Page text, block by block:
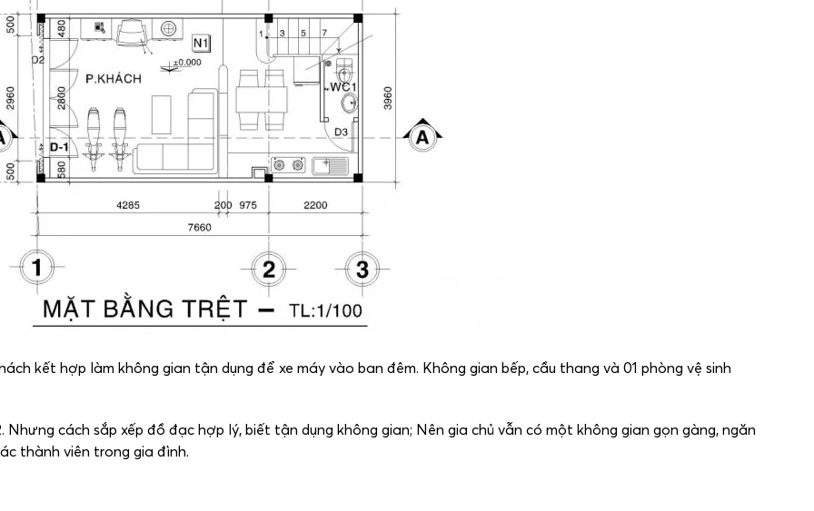
kết hợp làm không gian tận dụng để xe máy vào ban đêm. Không gian bếp, cầu thang và 01 phòng vệ sinh
cách sắp xếp đồ đạc hợp lý, biết tận dụng không gian; Nên gia chủ vẫn có một không gian gọn gàng, ngăn
thành viên trong gia đình.